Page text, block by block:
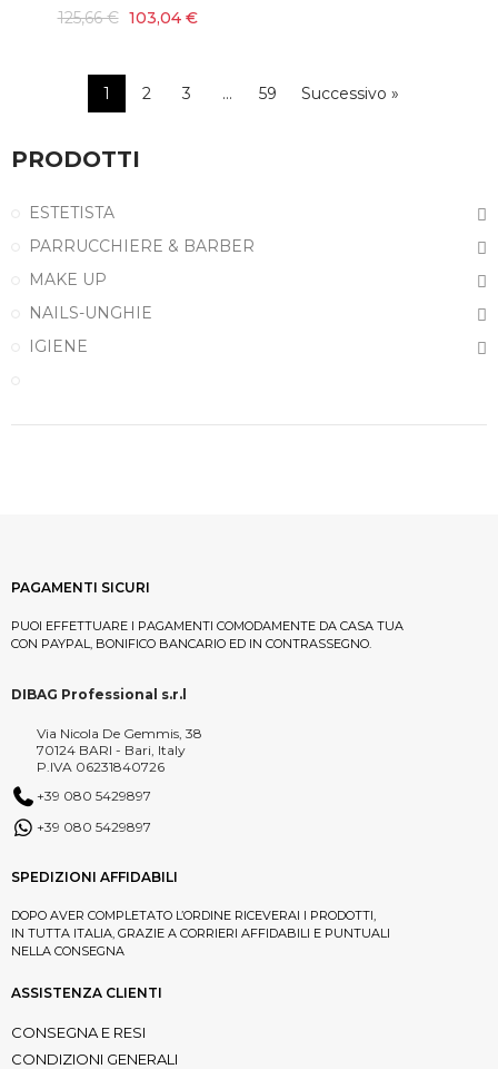
125,66 € 103,04 €
1 2 3 … 59 Successivo »
PRODOTTI
ESTETISTA
PARRUCCHIERE & BARBER
MAKE UP
NAILS-UNGHIE
IGIENE
PAGAMENTI SICURI
PUOI EFFETTUARE I PAGAMENTI COMODAMENTE DA CASA TUA
CON PAYPAL, BONIFICO BANCARIO ED IN CONTRASSEGNO.
DIBAG Professional s.r.l
Via Nicola De Gemmis, 38
70124 BARI - Bari, Italy
P.IVA 06231840726
+39 080 5429897
+39 080 5429897
SPEDIZIONI AFFIDABILI
DOPO AVER COMPLETATO L’ORDINE RICEVERAI I PRODOTTI,
IN TUTTA ITALIA, GRAZIE A CORRIERI AFFIDABILI E PUNTUALI
NELLA CONSEGNA
ASSISTENZA CLIENTI
CONSEGNA E RESI
CONDIZIONI GENERALI